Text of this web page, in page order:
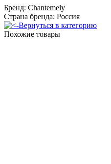
Бренд: Chantemely
Страна бренда: Россия
Вернуться в категорию
Похожие товары